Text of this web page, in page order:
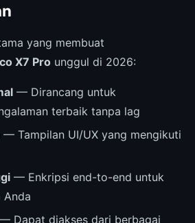
yang membuat
X7 Pro unggul di 2026:
— Dirancang untuk
terbaik tanpa lag
— Tampilan UI/UX yang mengikuti
— Enkripsi end-to-end untuk
Anda
— Dapat diakses dari berbagai